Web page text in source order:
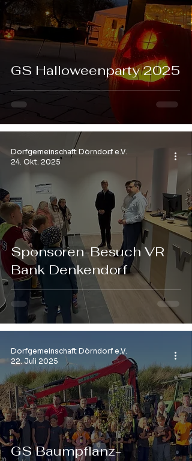
GS Halloweenparty 2025
Sponsoren-Besuch VR
Bank Denkendorf
Dorfgemeinschaft Dörndorf e.V.
24. Okt. 2025
GS Baumpflanz-
Dorfgemeinschaft Dörndorf e.V.
22. Juli 2025